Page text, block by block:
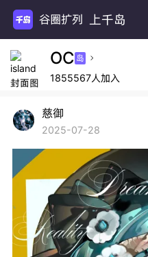
谷圈扩列 上千岛
OC 岛 
1855567人加入
慈御
2025-07-28